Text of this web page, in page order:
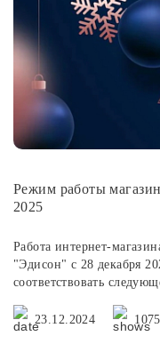
Режим работы
2025
Работа интернет-
"Эдисон" с 28 декабря
соответствовать
23.12.2024